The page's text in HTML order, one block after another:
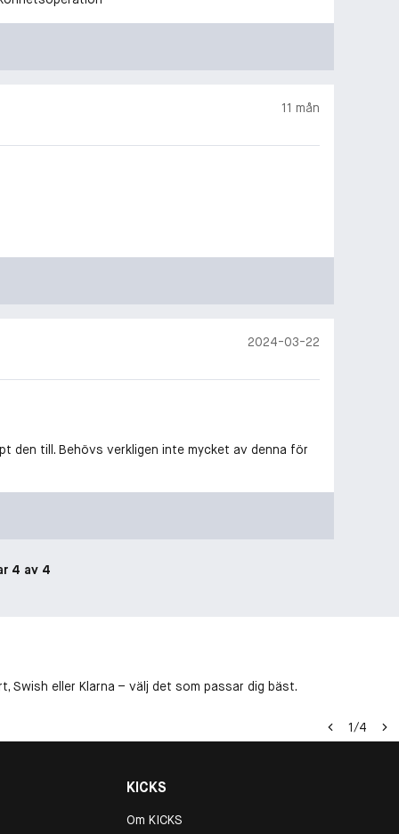
11 mån
2024-03-22
den till. Behövs verkligen inte mycket av denna för
4 av 4
Swish eller Klarna – välj det som passar dig bäst.
1/4
KICKS
Om KICKS